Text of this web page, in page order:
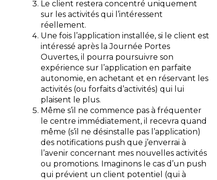
Le client restera concentré uniquement
sur les activités qui l’intéressent
réellement.
Une fois l’application installée, si le client est
intéressé après la Journée Portes
Ouvertes, il pourra poursuivre son
expérience sur l’application en parfaite
autonomie, en achetant et en réservant les
activités (ou forfaits d’activités) qui lui
plaisent le plus.
Même s’il ne commence pas à fréquenter
le centre immédiatement, il recevra quand
même (s’il ne désinstalle pas l’application)
des notifications push que j’enverrai à
l’avenir concernant mes nouvelles activités
ou promotions. Imaginons le cas d’un push
qui prévient un client potentiel (qui à